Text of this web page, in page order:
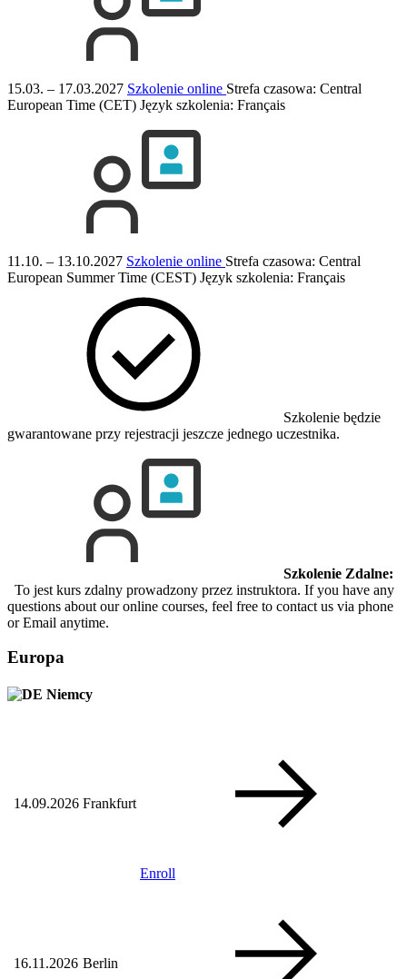
15.03. – 17.03.2027 Szkolenie online Strefa czasowa: Central
European Time (CET) Język szkolenia: Français
11.10. – 13.10.2027 Szkolenie online Strefa czasowa: Central
European Summer Time (CEST) Język szkolenia: Français
Szkolenie będzie
gwarantowane przy rejestracji jeszcze jednego uczestnika.
Szkolenie Zdalne:
To jest kurs zdalny prowadzony przez instruktora. If you have any
questions about our online courses, feel free to contact us via phone
or Email anytime.
Europa
Niemcy
14.09.2026 Frankfurt
Enroll
16.11.2026 Berlin